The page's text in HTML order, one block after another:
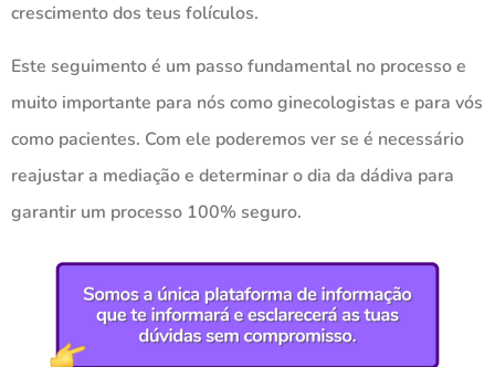
crescimento dos teus folículos.
Este seguimento é um passo fundamental no processo e
muito importante para nós como ginecologistas e para vós
como pacientes. Com ele poderemos ver se é necessário
reajustar a mediação e determinar o dia da dádiva para
garantir um processo 100% seguro.